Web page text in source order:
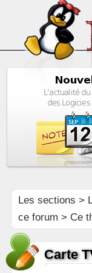
Les sections >
ce forum > Ce
Carte